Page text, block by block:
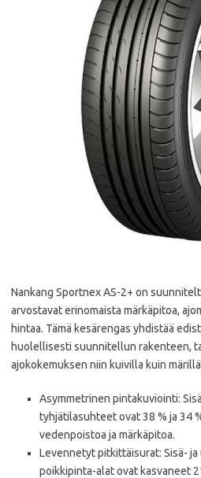
Nankang Sportnex AS-2+ on
arvostavat erinomaista märkäpitoa,
hintaa. Tämä kesärengas yhdistää
huolellisesti suunnitellun rakenteen,
ajokokemuksen niin kuivilla kuin
Asymmetrinen pintakuviointi:
tyhjätilasuhteet ovat 38 % ja 34
vedenpoistoa ja märkäpitoa.
Levennetyt pitkittäisurat: Sisä-
poikkipinta-alat ovat kasvaneet